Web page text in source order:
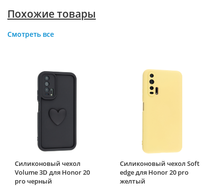
Похожие товары
Смотреть все
Силиконовый чехол
Volume 3D для Honor 20
pro черный
Силиконовый чехол Soft
edge для Honor 20 pro
желтый